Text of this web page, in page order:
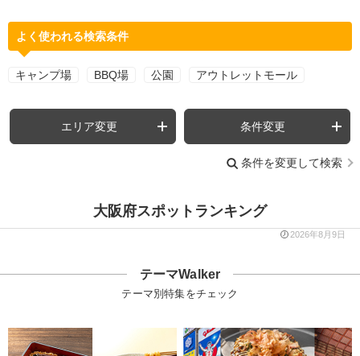
よく使われる検索条件
キャンプ場 BBQ場 公園 アウトレットモール
エリア変更 条件変更
条件を変更して検索
大阪府スポットランキング
2026年8月9日
テーマWalker
テーマ別特集をチェック